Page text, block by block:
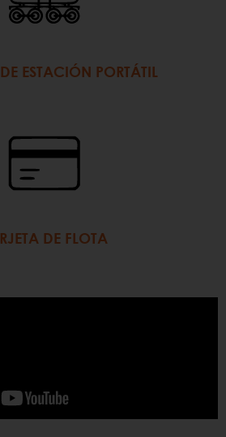
ESTACIÓN PORTÁTIL
DE FLOTA